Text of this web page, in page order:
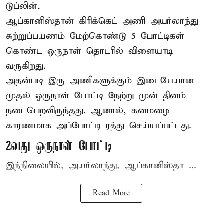
டுப்லின்,
ஆப்கானிஸ்தான் கிரிக்கெட் அணி அயர்லாந்து
சுற்றுப்பயணம் மேற்கொண்டு 5 போட்டிகள்
கொண்ட ஒருநாள் தொடரில் விளையாடி
வருகிறது.
அதன்படி இரு அணிகளுக்கும் இடையேயான
முதல் ஒருநாள் போட்டி நேற்று முன் தினம்
நடைபெறவிருந்தது. ஆனால், கனமழை
காரணமாக அப்போட்டி ரத்து செய்யப்பட்டது.
2வது ஒருநாள் போட்டி
இந்நிலையில், அயர்லாந்து, ஆப்கானிஸ்தா ...
Read More